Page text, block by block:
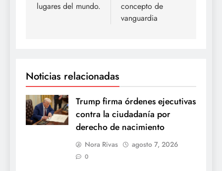
entradas
lugares del mundo.
concepto de
vanguardia
Noticias relacionadas
Trump firma órdenes ejecutivas
contra la ciudadanía por
derecho de nacimiento
Nora Rivas agosto 7, 2026
0